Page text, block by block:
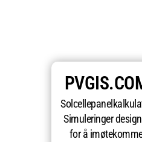
Simuleringer
for å